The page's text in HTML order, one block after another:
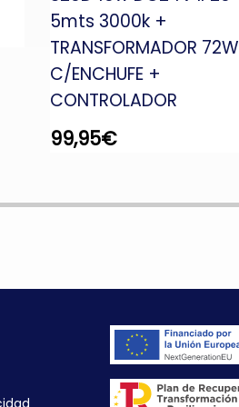
5mts 3000k +
TRANSFORMADOR 72W
C/ENCHUFE +
CONTROLADOR
99,95€